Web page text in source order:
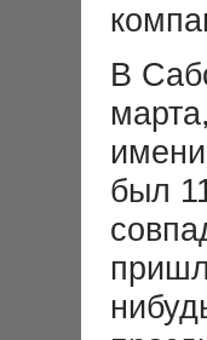
Каталог
В
был